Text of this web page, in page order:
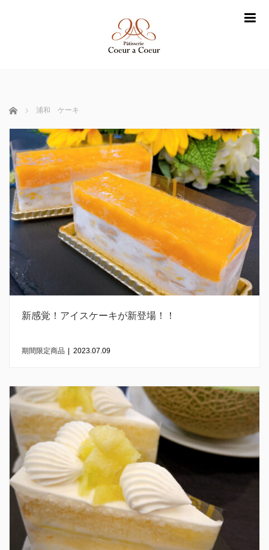
ホーム 浦和 ケーキ
新感覚！アイスケーキが新登場！！
期間限定商品 | 2023.07.09